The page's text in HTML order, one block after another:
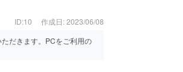
ID:10
作成日: 2023/06/08
だきます。PCをご利用の